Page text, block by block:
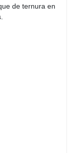
de ternura en